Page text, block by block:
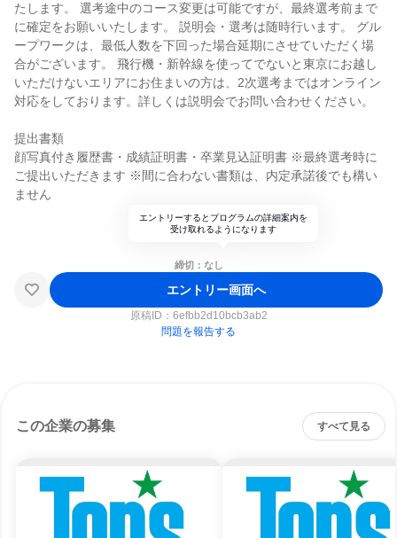
たします。 選考途中のコース変更は可能ですが、最終選考前まで
に確定をお願いいたします。 説明会・選考は随時行います。 グル
ープワークは、最低人数を下回った場合延期にさせていただく場
合がございます。 飛行機・新幹線を使ってでないと東京にお越し
いただけないエリアにお住まいの方は、2次選考まではオンライン
対応をしております。詳しくは説明会でお問い合わせください。
提出書類
顔写真付き履歴書・成績証明書・卒業見込証明書 ※最終選考時に
ご提出いただきます ※間に合わない書類は、内定承諾後でも構い
ません
エントリーするとプログラムの詳細案内を
受け取れるようになります
締切：なし
エントリー画面へ
原稿ID： 6efbb2d10bcb3ab2
問題を報告する
この企業の募集 すべて見る